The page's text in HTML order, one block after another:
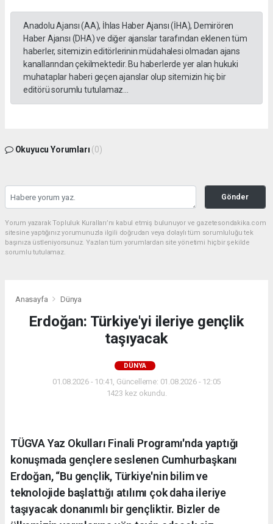
Anadolu Ajansı (AA), İhlas Haber Ajansı (İHA), Demirören
Haber Ajansı (DHA) ve diğer ajanslar tarafından eklenen tüm
haberler, sitemizin editörlerinin müdahalesi olmadan ajans
kanallarından çekilmektedir. Bu haberlerde yer alan hukuki
muhataplar haberi geçen ajanslar olup sitemizin hiç bir
editörü sorumlu tutulamaz...
Okuyucu Yorumları (0)
Gönder
Yorum yazarak Topluluk Kuralları’nı kabul etmiş bulunuyor ve gazetesondakika.com
sitesine yaptığınız yorumunuzla ilgili doğrudan veya dolaylı tüm sorumluluğu tek
başınıza üstleniyorsunuz. Yazılan tüm yorumlardan site yönetimi hiçbir şekilde
sorumlu tutulamaz.
Anasayfa Dünya
Erdoğan: Türkiye'yi ileriye gençlik
taşıyacak
DÜNYA
01.08.2026 - 10:41, Güncelleme: 01.08.2026 - 12:05
1423 kez okundu.
TÜGVA Yaz Okulları Finali Programı'nda yaptığı
konuşmada gençlere seslenen Cumhurbaşkanı
Erdoğan, “Bu gençlik, Türkiye'nin bilim ve
teknolojide başlattığı atılımı çok daha ileriye
taşıyacak donanımlı bir gençliktir. Bizler de